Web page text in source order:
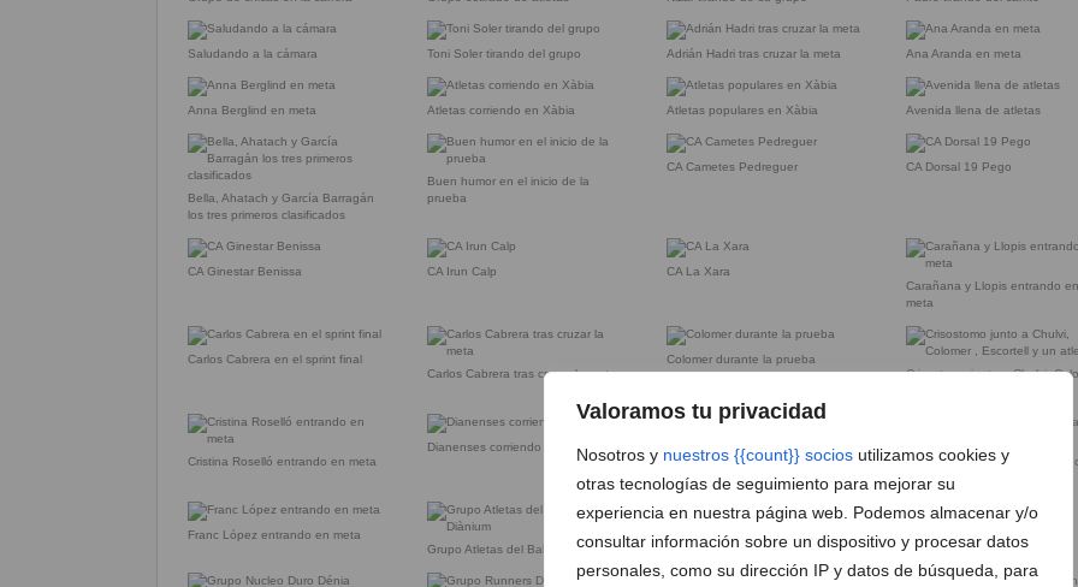
Valoramos tu privacidad
Nosotros y nuestros {{count}} socios utilizamos cookies y
otras tecnologías de seguimiento para mejorar su
experiencia en nuestra página web. Podemos almacenar y/o
consultar información sobre un dispositivo y procesar datos
personales, como su dirección IP y datos de búsqueda, para
Saludando a la cámara Toni Soler tirando del grupo Adrián Hadri tras cruzar la meta Ana Aranda en meta
Anna Berglind en meta Atletas corriendo en Xàbia Atletas populares en Xàbia Avenida llena de atletas
Bella, Ahatach y García Barragán
los tres primeros clasificados
Buen humor en el inicio de la
prueba
CA Cametes Pedreguer CA Dorsal 19 Pego
CA Ginestar Benissa CA Irun Calp
CA La Xara
Carañana y Llopis entrando en
meta
Carlos Cabrera en el sprint final
Carlos Cabrera tras cruzar la meta
Colomer durante la prueba
Crisostomo junto a Chulvi,
Cristina Roselló entrando en meta
Dianenses corriendo en Xàbia
El edil de Xàbia José Luis Luengo
El edil Vicent Colomer
Franc López entrando en meta
Grupo Atletas del Baleària Diànium
Grupo Atletas dianenses Grupo Enganxa’t a Correr